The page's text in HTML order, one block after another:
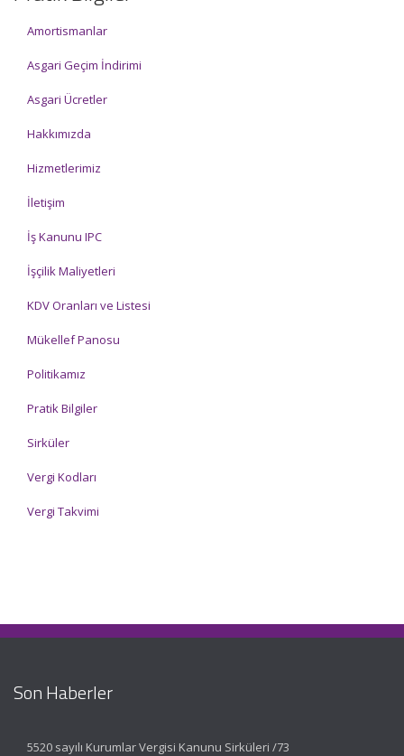
Amortismanlar
Asgari Geçim İndirimi
Asgari Ücretler
Hakkımızda
Hizmetlerimiz
İletişim
İş Kanunu IPC
İşçilik Maliyetleri
KDV Oranları ve Listesi
Mükellef Panosu
Politikamız
Pratik Bilgiler
Sirküler
Vergi Kodları
Vergi Takvimi
Son Haberler
5520 sayılı Kurumlar Vergisi Kanunu Sirküleri /73